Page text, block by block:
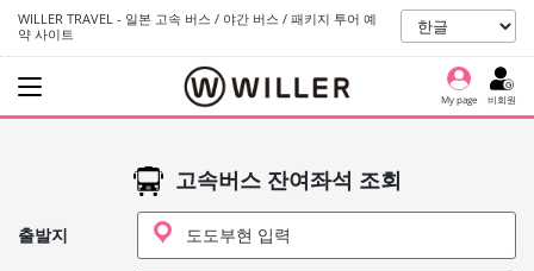
WILLER TRAVEL - 일본 고속 버스 / 야간 버스 / 패키지 투어 예
약 사이트
My page 비회원
고속버스 잔여좌석 조회
출발지